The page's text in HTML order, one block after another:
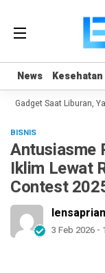
News Kesehatan
News Kesehatan
Gadget Saat Liburan,
BISNIS
Antusiasme
Iklim Lewat
Contest
3 Feb 2026 -